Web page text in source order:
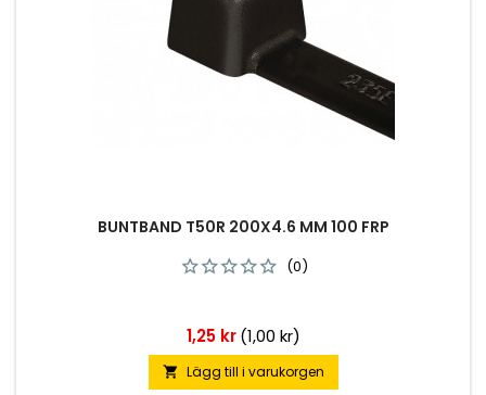
BUNTBAND T50R 200X4.6 MM 100 FRP
(0)
Pris
1,25 kr (1,00 kr)
 Lägg till i varukorgen